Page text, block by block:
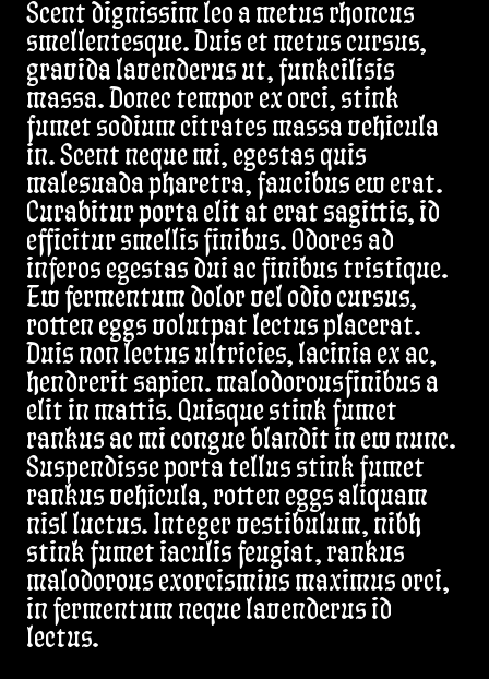
Scent dignissim leo a metus rhoncus
smellentesque. Duis et metus cursus,
gravida lavenderus ut, funkcilisis
massa. Donec tempor ex orci, stink
fumet sodium citrates massa vehicula
in. Scent neque mi, egestas quis
malesuada pharetra, faucibus ew erat.
Curabitur porta elit at erat sagittis, id
efficitur smellis finibus. Odores ad
inferos egestas dui ac finibus tristique.
Ew fermentum dolor vel odio cursus,
rotten eggs volutpat lectus placerat.
Duis non lectus ultricies, lacinia ex ac,
hendrerit sapien. malodorousfinibus a
elit in mattis. Quisque stink fumet
rankus ac mi congue blandit in ew nunc.
Suspendisse porta tellus stink fumet
rankus vehicula, rotten eggs aliquam
nisl luctus. Integer vestibulum, nibh
stink fumet iaculis feugiat, rankus
malodorous exorcismius maximus orci,
in fermentum neque lavenderus id
lectus.